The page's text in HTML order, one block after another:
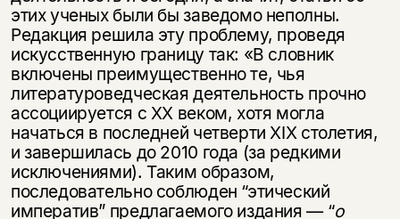
этих ученых были бы заведомо неполны.
Редакция решила эту проблему, проведя
искусственную границу так: «В словник
включены преимущественно те, чья
литературоведческая деятельность прочно
ассоциируется с XX веком, хотя могла
начаться в последней четверти XIX столетия,
и завершилась до 2010 года (за редкими
исключениями). Таким образом,
последовательно соблюден “этический
императив” предлагаемого издания — “о